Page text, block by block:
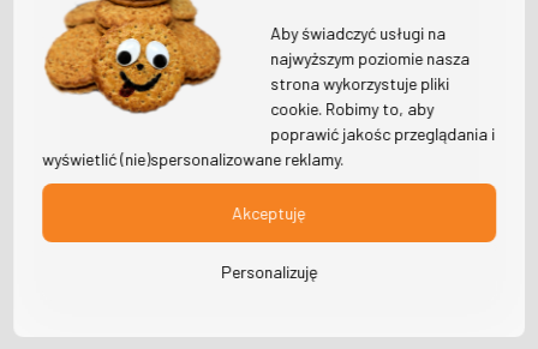
Aby świadczyć usługi na
najwyższym poziomie nasza
strona wykorzystuje pliki
cookie. Robimy to, aby
poprawić jakośc przeglądania i
wyświetlić (nie)spersonalizowane reklamy.
Akceptuję
Personalizuję